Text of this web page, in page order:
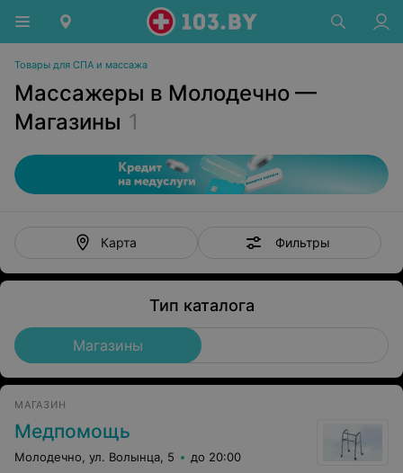
Товары для СПА и массажа
Массажеры в Молодечно —
Магазины 1
Карта Фильтры
Тип каталога
Магазины
МАГАЗИН
Медпомощь
Молодечно, ул. Волынца, 5 до 20:00